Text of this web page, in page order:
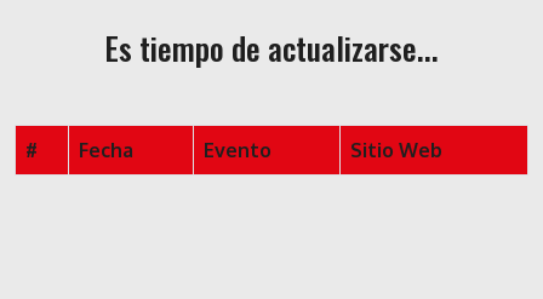
Es tiempo de actualizarse...
# Fecha Evento Sitio Web